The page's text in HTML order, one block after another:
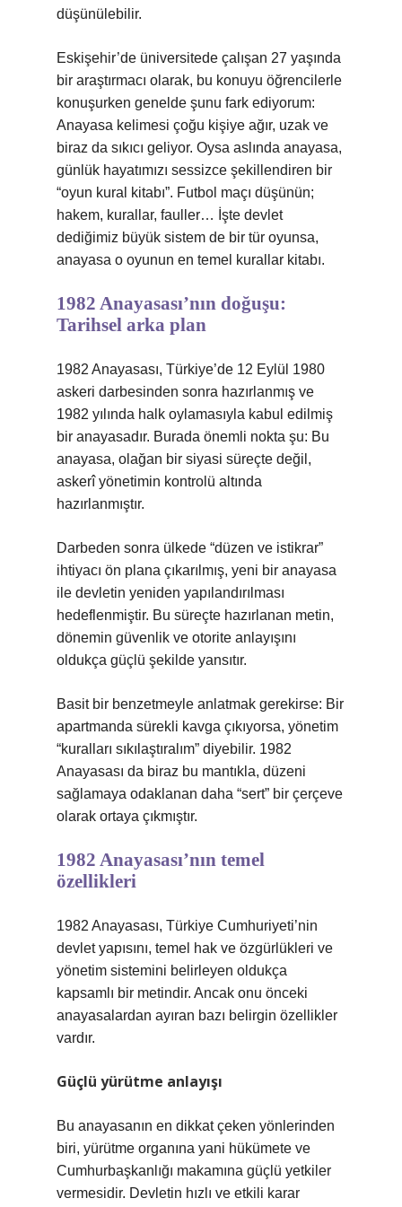
düşünülebilir.
Eskişehir’de üniversitede çalışan 27 yaşında
bir araştırmacı olarak, bu konuyu öğrencilerle
konuşurken genelde şunu fark ediyorum:
Anayasa kelimesi çoğu kişiye ağır, uzak ve
biraz da sıkıcı geliyor. Oysa aslında anayasa,
günlük hayatımızı sessizce şekillendiren bir
“oyun kural kitabı”. Futbol maçı düşünün;
hakem, kurallar, fauller… İşte devlet
dediğimiz büyük sistem de bir tür oyunsa,
anayasa o oyunun en temel kurallar kitabı.
1982 Anayasası’nın doğuşu:
Tarihsel arka plan
1982 Anayasası, Türkiye’de 12 Eylül 1980
askeri darbesinden sonra hazırlanmış ve
1982 yılında halk oylamasıyla kabul edilmiş
bir anayasadır. Burada önemli nokta şu: Bu
anayasa, olağan bir siyasi süreçte değil,
askerî yönetimin kontrolü altında
hazırlanmıştır.
Darbeden sonra ülkede “düzen ve istikrar”
ihtiyacı ön plana çıkarılmış, yeni bir anayasa
ile devletin yeniden yapılandırılması
hedeflenmiştir. Bu süreçte hazırlanan metin,
dönemin güvenlik ve otorite anlayışını
oldukça güçlü şekilde yansıtır.
Basit bir benzetmeyle anlatmak gerekirse: Bir
apartmanda sürekli kavga çıkıyorsa, yönetim
“kuralları sıkılaştıralım” diyebilir. 1982
Anayasası da biraz bu mantıkla, düzeni
sağlamaya odaklanan daha “sert” bir çerçeve
olarak ortaya çıkmıştır.
1982 Anayasası’nın temel
özellikleri
1982 Anayasası, Türkiye Cumhuriyeti’nin
devlet yapısını, temel hak ve özgürlükleri ve
yönetim sistemini belirleyen oldukça
kapsamlı bir metindir. Ancak onu önceki
anayasalardan ayıran bazı belirgin özellikler
vardır.
Güçlü yürütme anlayışı
Bu anayasanın en dikkat çeken yönlerinden
biri, yürütme organına yani hükümete ve
Cumhurbaşkanlığı makamına güçlü yetkiler
vermesidir. Devletin hızlı ve etkili karar